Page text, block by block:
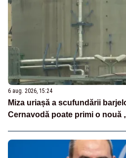
6 aug. 2026, 15:24
Miza uriașă a scufundării
Cernavodă poate primi o nouă